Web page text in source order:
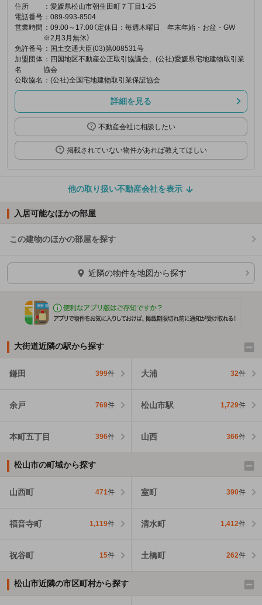
住所
：愛媛県松山市朝生田町７丁目1-25
電話番号 ：089-993-8504
営業時間 ：09:00～17:00（定休日：毎週木曜日 年末年始・お盆・GW
※2月3月無休）
免許番号 ：国土交通大臣(03)第008531号
加盟団体
名
：四国地区不動産公正取引協議会、(公社)愛媛県宅地建物取引業
協会
公取協名 ：(公社)全国宅地建物取引業保証協会
詳細を見る
不動産会社に相談したい
掲載されていない物件があれば教えてほしい
他の取り扱い不動産会社を表示
入居可能なほかの部屋
この建物のほかの部屋を探す
ほかの部屋を検索中…
近隣の物件を地図から探す
大街道近隣の駅から探す
鎌田 399件 大浦 32件
余戸 769件 松山市駅 1,729件
本町五丁目 396件 山西 366件
松山市の町域から探す
山西町 471件 室町 390件
福音寺町 1,119件 清水町 1,412件
祝谷町 15件 土橋町 262件
松山市近隣の市区町村から探す